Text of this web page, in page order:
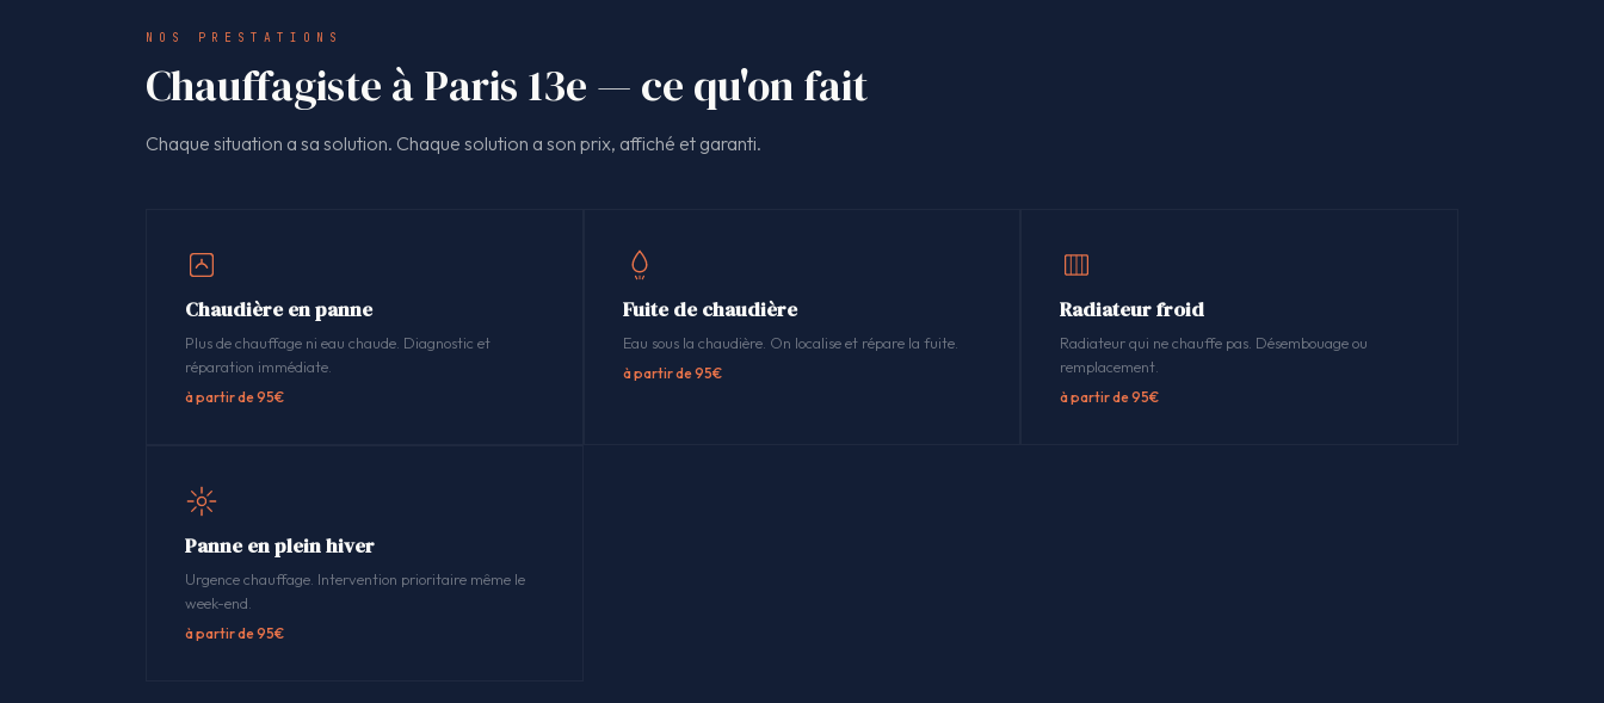
NOS PRESTATIONS
Chauffagiste à Paris 13e — ce qu'on fait
Chaque situation a sa solution. Chaque solution a son prix, affiché et garanti.
Chaudière en panne
Plus de chauffage ni eau chaude. Diagnostic et
réparation immédiate.
à partir de 95€
Fuite de chaudière
Eau sous la chaudière. On localise et répare la fuite.
à partir de 95€
Radiateur froid
Radiateur qui ne chauffe pas. Désembouage ou
remplacement.
à partir de 95€
Panne en plein hiver
Urgence chauffage. Intervention prioritaire même le
week-end.
à partir de 95€